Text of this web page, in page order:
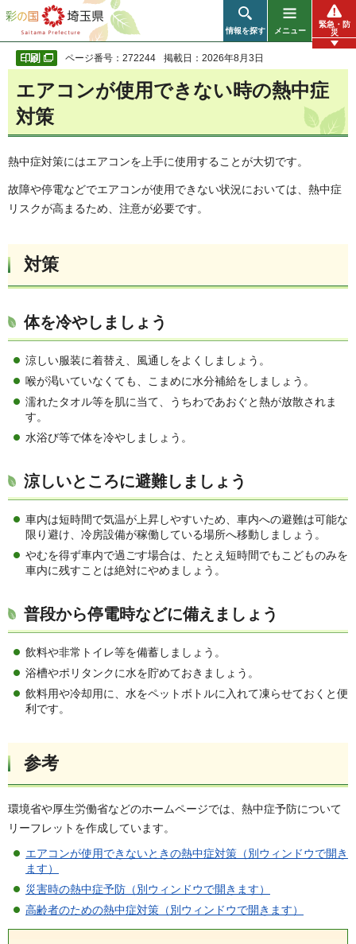
彩の国 埼玉県
情報を探す メニュー
緊急・防
災
ページ番号：272244 掲載日：2026年8月3日
エアコンが使用できない時の熱中症
対策
熱中症対策にはエアコンを上手に使用することが大切です。
故障や停電などでエアコンが使用できない状況においては、熱中症
リスクが高まるため、注意が必要です。
対策
体を冷やしましょう
涼しい服装に着替え、風通しをよくしましょう。
喉が渇いていなくても、こまめに水分補給をしましょう。
濡れたタオル等を肌に当て、うちわであおぐと熱が放散されま
す。
水浴び等で体を冷やしましょう。
涼しいところに避難しましょう
車内は短時間で気温が上昇しやすいため、車内への避難は可能な
限り避け、冷房設備が稼働している場所へ移動しましょう。
やむを得ず車内で過ごす場合は、たとえ短時間でもこどものみを
車内に残すことは絶対にやめましょう。
普段から停電時などに備えましょう
飲料や非常トイレ等を備蓄しましょう。
浴槽やポリタンクに水を貯めておきましょう。
飲料用や冷却用に、水をペットボトルに入れて凍らせておくと便
利です。
参考
環境省や厚生労働省などのホームページでは、熱中症予防について
リーフレットを作成しています。
エアコンが使用できないときの熱中症対策（別ウィンドウで開き
ます）
災害時の熱中症予防（別ウィンドウで開きます）
高齢者のための熱中症対策（別ウィンドウで開きます）